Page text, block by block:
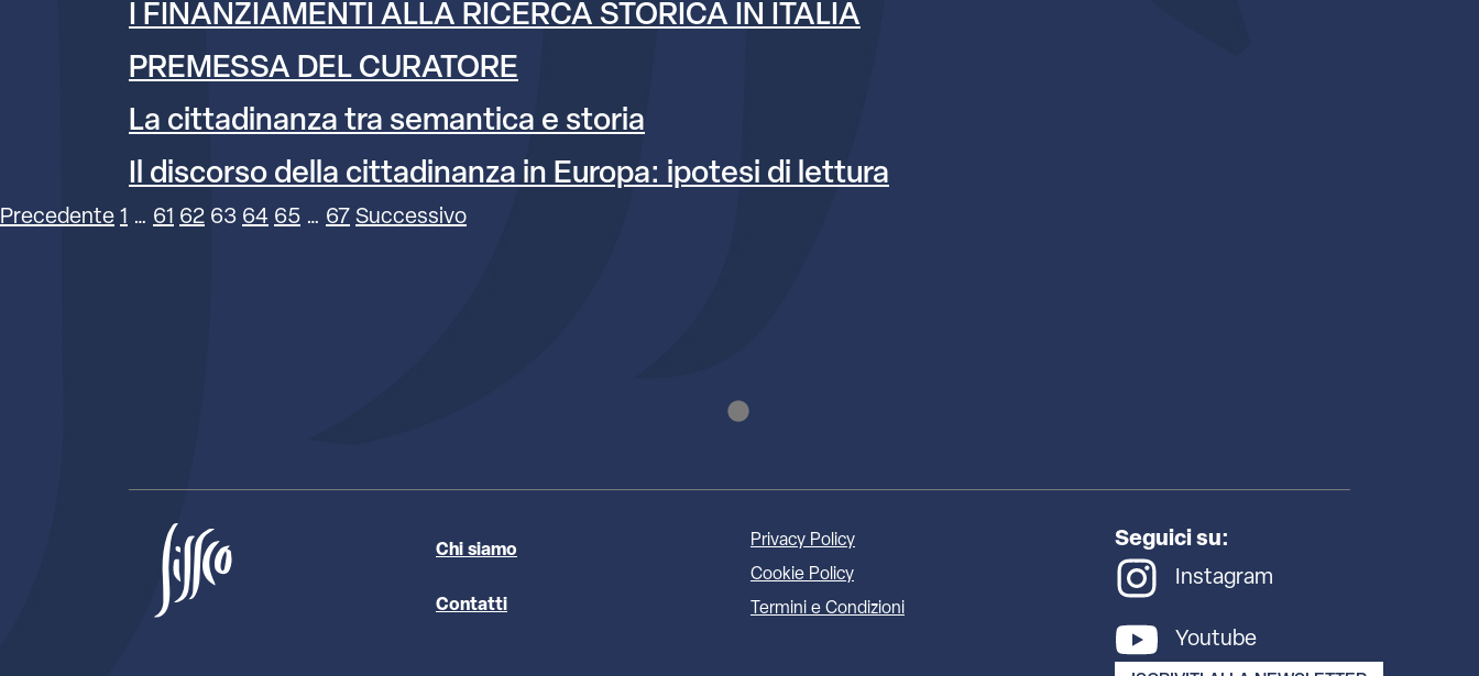
I FINANZIAMENTI ALLA RICERCA STORICA IN ITALIA
PREMESSA DEL CURATORE
La cittadinanza tra semantica e storia
Il discorso della cittadinanza in Europa: ipotesi di lettura
Precedente 1 … 61 62 63 64 65 … 67 Successivo
Chi siamo
Contatti
Privacy Policy
Cookie Policy
Termini e Condizioni
Seguici su:
Instagram
Youtube